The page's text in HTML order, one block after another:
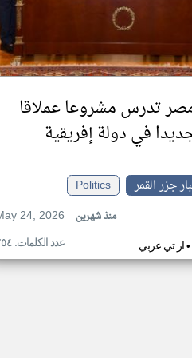
تدرس مشروعا عملاقا
في دولة إفريقية
جزر القمر
Politics
24, 2026
منذ شهرين
ار تي عربي• عدد الكلمات: ٢٥٤